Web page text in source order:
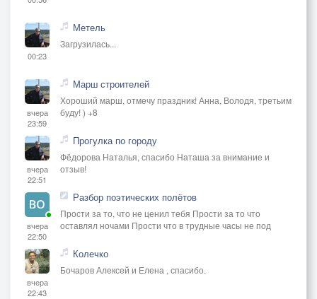
00:23
Метель
Загрузилась...
вчера
23:59
Марш строителей
Хороший марш, отмечу праздник! Анна, Володя, третьим
буду! ) +8
вчера
22:51
Прогулка по городу
Фёдорова Наталья, спасибо Наташа за внимание и
отзыв!
вчера
22:50
Разбор поэтических полётов
Прости за то, что не ценил тебя Прости за то что
оставлял ночами Прости что в трудные часы не под
вчера
22:43
Колечко
Бочаров Алексей и Елена , спасибо.